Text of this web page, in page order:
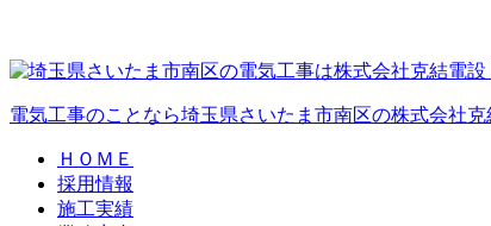
電気工事のことなら埼玉県さいたま市南区の株式会社
ＨＯＭＥ
採用情報
施工実績